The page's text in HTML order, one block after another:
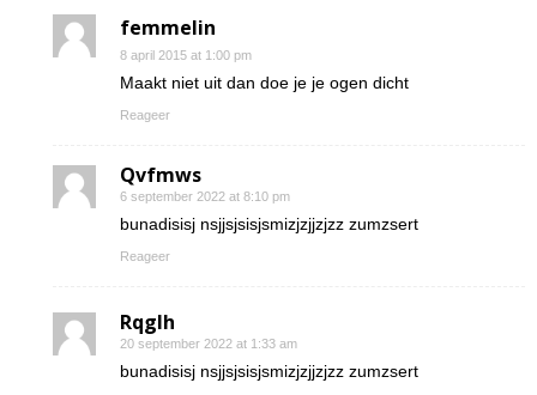
femmelin
8 april 2015 at 1:00 pm
Maakt niet uit dan doe je je ogen dicht
Reageer
Qvfmws
6 september 2022 at 8:10 pm
bunadisisj nsjjsjsisjsmizjzjjzjzz zumzsert
Reageer
Rqglh
20 september 2022 at 1:33 am
bunadisisj nsjjsjsisjsmizjzjjzjzz zumzsert